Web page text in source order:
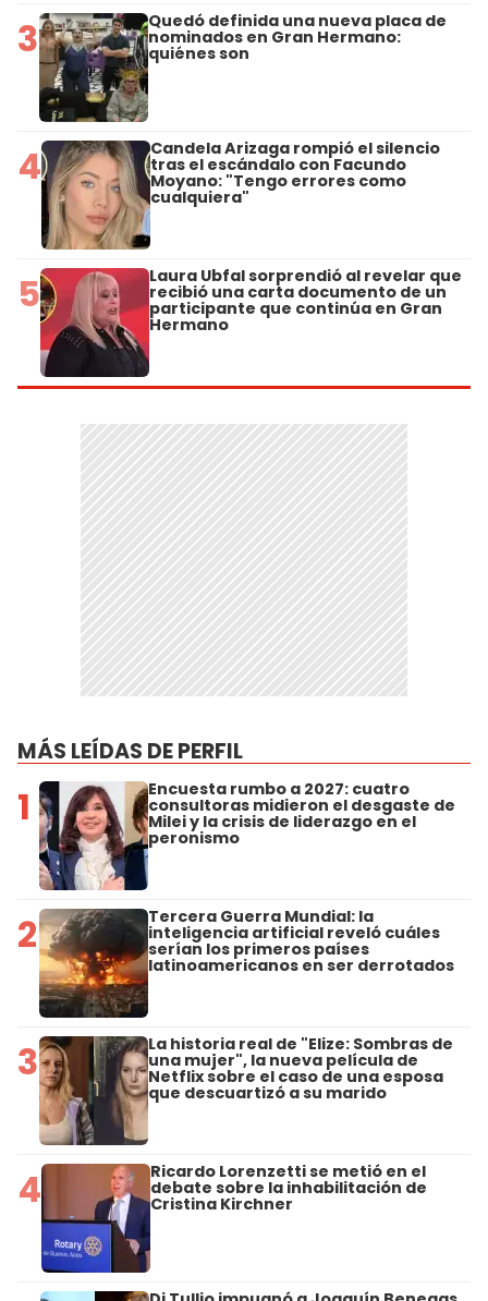
3 Quedó definida una nueva placa de
nominados en Gran Hermano:
quiénes son
4 Candela Arizaga rompió el silencio
tras el escándalo con Facundo
Moyano: "Tengo errores como
cualquiera"
5 Laura Ubfal sorprendió al revelar que
recibió una carta documento de un
participante que continúa en Gran
Hermano
MÁS LEÍDAS DE PERFIL
1 Encuesta rumbo a 2027: cuatro
consultoras midieron el desgaste de
Milei y la crisis de liderazgo en el
peronismo
2 Tercera Guerra Mundial: la
inteligencia artificial reveló cuáles
serían los primeros países
latinoamericanos en ser derrotados
3 La historia real de "Elize: Sombras de
una mujer", la nueva película de
Netflix sobre el caso de una esposa
que descuartizó a su marido
4 Ricardo Lorenzetti se metió en el
debate sobre la inhabilitación de
Cristina Kirchner